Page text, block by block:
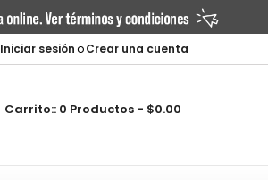
Iniciar sesiónoCrear una cuenta
Carrito:: 0 Productos - $0.00